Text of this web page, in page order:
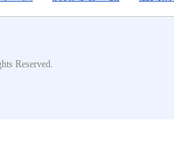
Reserved.